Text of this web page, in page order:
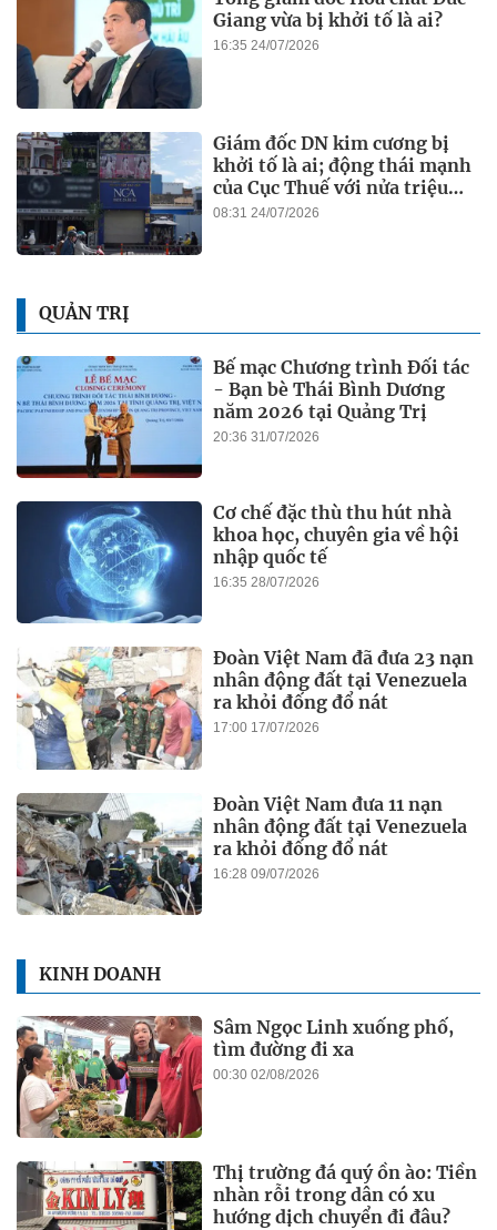
Giang vừa bị khởi tố là ai?
16:35 24/07/2026
Giám đốc DN kim cương bị
khởi tố là ai; động thái mạnh
của Cục Thuế với nửa triệu
DN
08:31 24/07/2026
QUẢN TRỊ
Bế mạc Chương trình Đối tác
- Bạn bè Thái Bình Dương
năm 2026 tại Quảng Trị
20:36 31/07/2026
Cơ chế đặc thù thu hút nhà
khoa học, chuyên gia về hội
nhập quốc tế
16:35 28/07/2026
Đoàn Việt Nam đã đưa 23 nạn
nhân động đất tại Venezuela
ra khỏi đống đổ nát
17:00 17/07/2026
Đoàn Việt Nam đưa 11 nạn
nhân động đất tại Venezuela
ra khỏi đống đổ nát
16:28 09/07/2026
KINH DOANH
Sâm Ngọc Linh xuống phố,
tìm đường đi xa
00:30 02/08/2026
Thị trường đá quý ồn ào: Tiền
nhàn rỗi trong dân có xu
hướng dịch chuyển đi đâu?